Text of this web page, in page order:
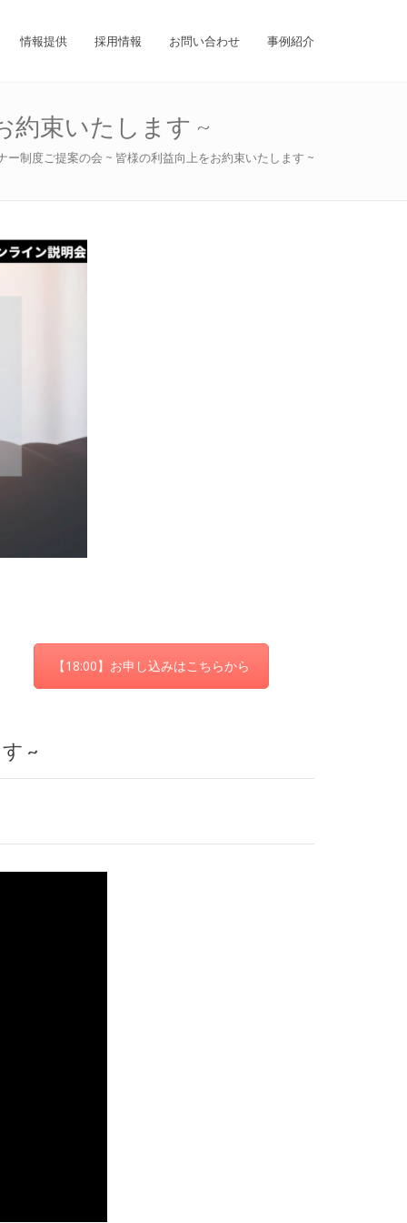
情報提供 採用情報 お問い合わせ 事例紹介
約束いたします ~
ー制度ご提案の会 ~ 皆様の利益向上をお約束いたします ~
【18:00】お申し込みはこちらから
~